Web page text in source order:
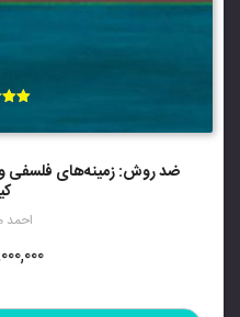
ضد روش: زمینه‌های فلسفی
احمد
از 5